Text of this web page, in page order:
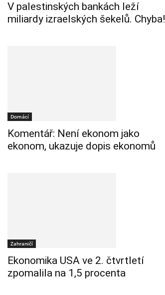
V palestinských bankách leží
miliardy izraelských šekelů. Chyba!
Domácí
Komentář: Není ekonom jako
ekonom, ukazuje dopis ekonomů
Zahraničí
Ekonomika USA ve 2. čtvrtletí
zpomalila na 1,5 procenta